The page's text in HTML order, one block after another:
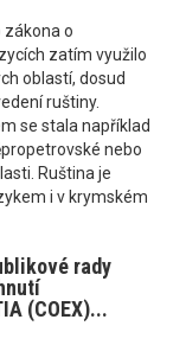
zákona o
zatím využilo
oblastí, dosud
ruštiny.
se stala například
nebo
Ruština je
i v krymském
rady
(COEX)...